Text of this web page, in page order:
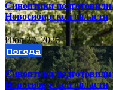
Синоптики
Новосибирской области
Июл 20, 2026
Погода
Синоптики
Новосибирской области